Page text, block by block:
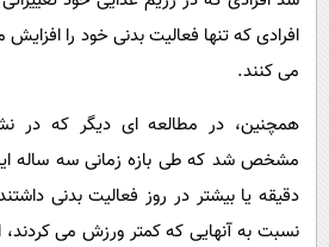
افرادی که تنها فعالیت بدنی خود را
می کنند.
دقیقه یا بیشتر در روز فعالیت بدنی
نسبت به آنهایی که کمتر ورزش می کردند،